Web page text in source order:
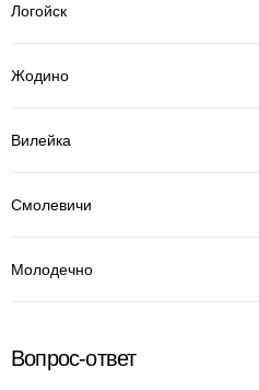
Логойск
Жодино
Вилейка
Смолевичи
Молодечно
Вопрос-ответ